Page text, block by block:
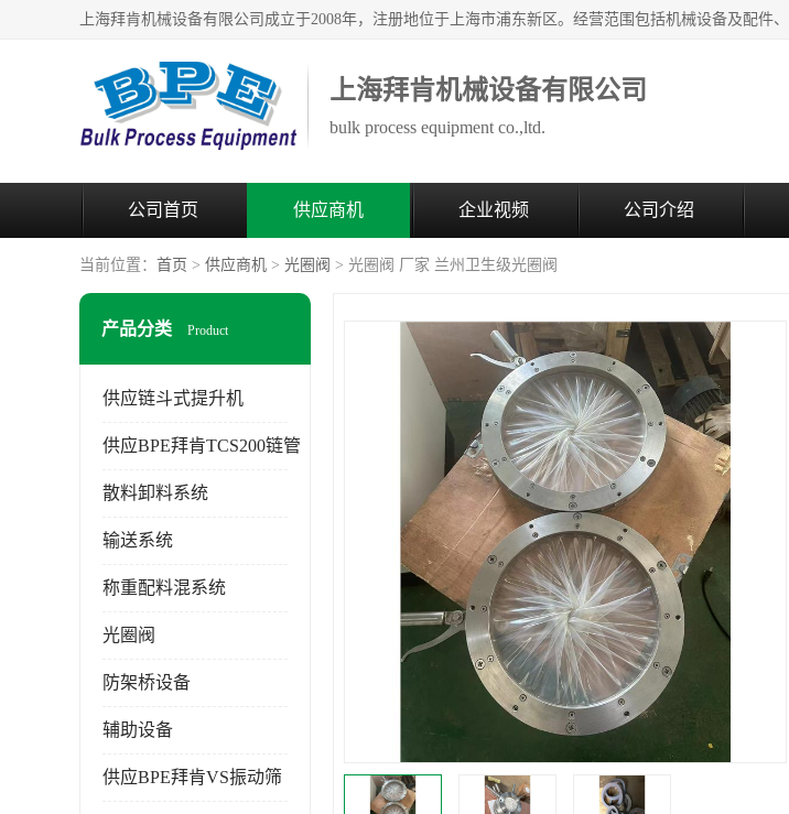
上海拜肯机械设备有限公司
bulk process equipment co.,ltd.
公司首页 供应商机 企业视频 公司介绍
当前位置： 首页 > 供应商机 > 光圈阀 > 光圈阀 厂家 兰州卫生级光圈阀
产品分类 Product
供应链斗式提升机
供应BPE拜肯TCS200链管
散料卸料系统
输送系统
称重配料混系统
光圈阀
防架桥设备
辅助设备
供应BPE拜肯VS振动筛